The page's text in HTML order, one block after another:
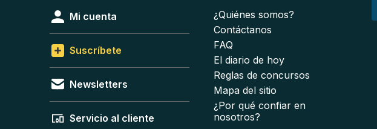
Mi cuenta
Suscríbete
Newsletters
Servicio al cliente
¿Quiénes somos?
Contáctanos
FAQ
El diario de hoy
Reglas de concursos
Mapa del sitio
¿Por qué confiar en
nosotros?